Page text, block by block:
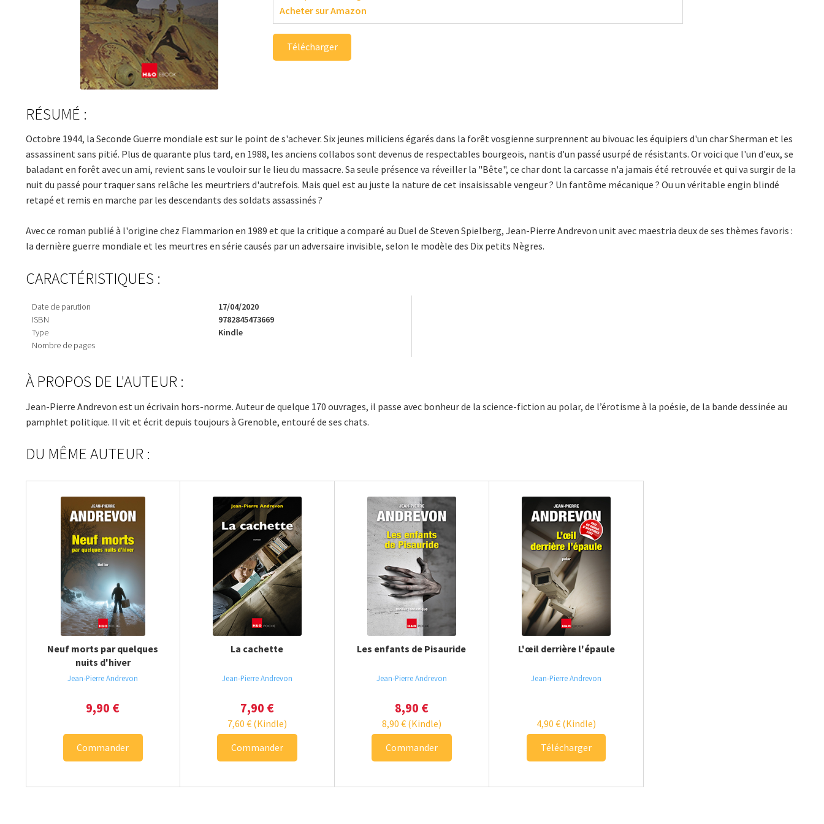
Acheter sur Amazon
Télécharger
RÉSUMÉ :
Octobre 1944, la Seconde Guerre mondiale est sur le point de s'achever. Six jeunes miliciens égarés dans la forêt vosgienne surprennent au bivouac les équipiers d'un char Sherman et les
assassinent sans pitié. Plus de quarante plus tard, en 1988, les anciens collabos sont devenus de respectables bourgeois, nantis d'un passé usurpé de résistants. Or voici que l'un d'eux, se
baladant en forêt avec un ami, revient sans le vouloir sur le lieu du massacre. Sa seule présence va réveiller la "Bête", ce char dont la carcasse n'a jamais été retrouvée et qui va surgir de la
nuit du passé pour traquer sans relâche les meurtriers d'autrefois. Mais quel est au juste la nature de cet insaisissable vengeur ? Un fantôme mécanique ? Ou un véritable engin blindé
retapé et remis en marche par les descendants des soldats assassinés ?
Avec ce roman publié à l'origine chez Flammarion en 1989 et que la critique a comparé au Duel de Steven Spielberg, Jean-Pierre Andrevon unit avec maestria deux de ses thèmes favoris :
la dernière guerre mondiale et les meurtres en série causés par un adversaire invisible, selon le modèle des Dix petits Nègres.
CARACTÉRISTIQUES :
Date de parution
ISBN
Type
Nombre de pages
17/04/2020
9782845473669
Kindle
À PROPOS DE L'AUTEUR :
Jean-Pierre Andrevon est un écrivain hors-norme. Auteur de quelque 170 ouvrages, il passe avec bonheur de la science-fiction au polar, de l’érotisme à la poésie, de la bande dessinée au
pamphlet politique. Il vit et écrit depuis toujours à Grenoble, entouré de ses chats.
DU MÊME AUTEUR :
Neuf morts par quelques
nuits d'hiver
Jean-Pierre Andrevon
9,90 €
Commander
La cachette
Jean-Pierre Andrevon
7,90 €
7,60 €(Kindle)
Commander
Les enfants de Pisauride
Jean-Pierre Andrevon
8,90 €
8,90 €(Kindle)
Commander
L'œil derrière l'épaule
Jean-Pierre Andrevon
4,90€ (Kindle)
Télécharger